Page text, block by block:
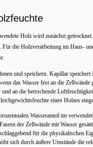
Holz wird zunächst
die Holzverarbeitung im Haus-
und speichern. Kapillar
das Wasser fest an die
an die herrschende
eines Holzes
Wasseranteil im
der Zellwände mit Wasser
für die physikalischen
sich durch äußere Umstände die